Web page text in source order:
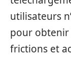
utilisateurs
pour obtenir
frictions et